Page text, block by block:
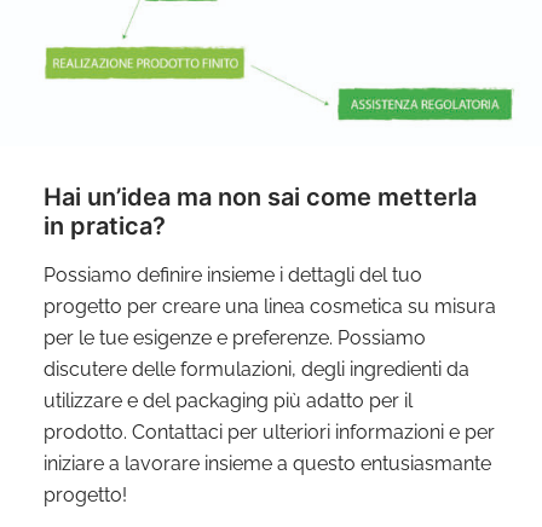
Hai un’idea ma non sai come metterla
in pratica?
Possiamo definire insieme i dettagli del tuo
progetto per creare una linea cosmetica su misura
per le tue esigenze e preferenze. Possiamo
discutere delle formulazioni, degli ingredienti da
utilizzare e del packaging più adatto per il
prodotto. Contattaci per ulteriori informazioni e per
iniziare a lavorare insieme a questo entusiasmante
progetto!